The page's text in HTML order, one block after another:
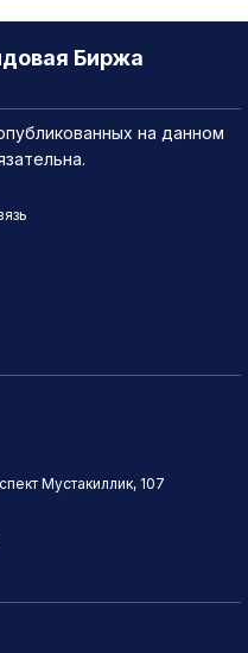
Биржа
на данном
Мустакиллик, 107